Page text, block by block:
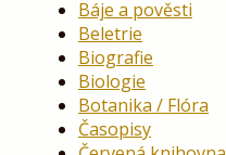
Báje a pověsti
Beletrie
Biografie
Biologie
Botanika / Flóra
Časopisy